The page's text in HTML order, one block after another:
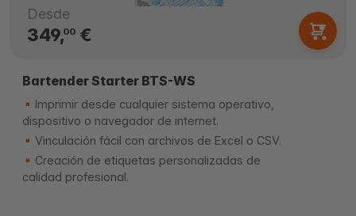
Desde
349,00€
Bartender Starter BTS-WS
Imprimir desde cualquier sistema operativo,
dispositivo o navegador de internet.
Vinculación fácil con archivos de Excel o CSV.
Creación de etiquetas personalizadas de
calidad profesional.